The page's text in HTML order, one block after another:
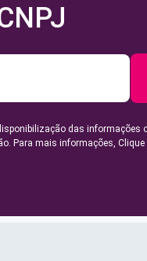
das informações
Para mais informações, Clique